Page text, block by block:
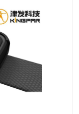
捉与生物力学
互实验室
驾驶模拟